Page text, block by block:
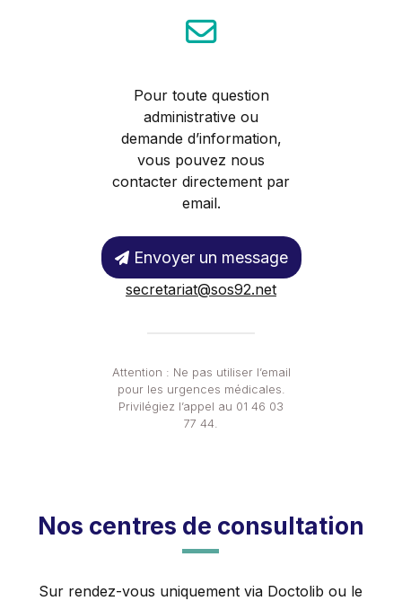
Pour toute question
administrative ou
demande d’information,
vous pouvez nous
contacter directement par
email.
Envoyer un message
secretariat@sos92.net
Attention : Ne pas utiliser l’email
pour les urgences médicales.
Privilégiez l’appel au 01 46 03
77 44.
Nos centres de consultation
Sur rendez-vous uniquement via Doctolib ou le